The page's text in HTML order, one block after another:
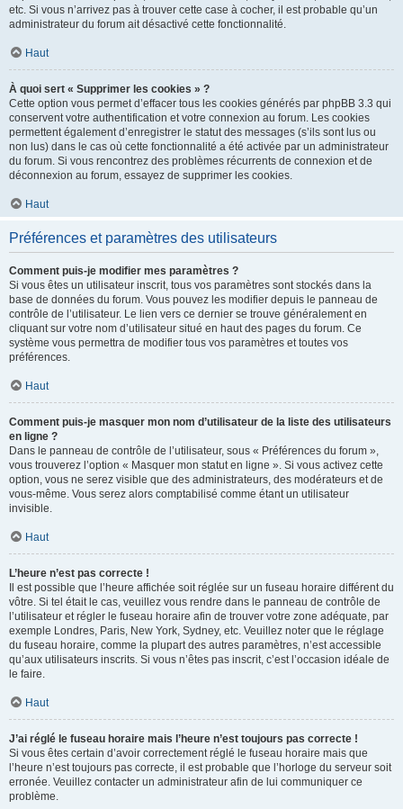
etc. Si vous n’arrivez pas à trouver cette case à cocher, il est probable qu’un
administrateur du forum ait désactivé cette fonctionnalité.
Haut
À quoi sert « Supprimer les cookies » ?
Cette option vous permet d’effacer tous les cookies générés par phpBB 3.3 qui
conservent votre authentification et votre connexion au forum. Les cookies
permettent également d’enregistrer le statut des messages (s’ils sont lus ou
non lus) dans le cas où cette fonctionnalité a été activée par un administrateur
du forum. Si vous rencontrez des problèmes récurrents de connexion et de
déconnexion au forum, essayez de supprimer les cookies.
Haut
Préférences et paramètres des utilisateurs
Comment puis-je modifier mes paramètres ?
Si vous êtes un utilisateur inscrit, tous vos paramètres sont stockés dans la
base de données du forum. Vous pouvez les modifier depuis le panneau de
contrôle de l’utilisateur. Le lien vers ce dernier se trouve généralement en
cliquant sur votre nom d’utilisateur situé en haut des pages du forum. Ce
système vous permettra de modifier tous vos paramètres et toutes vos
préférences.
Haut
Comment puis-je masquer mon nom d’utilisateur de la liste des utilisateurs
en ligne ?
Dans le panneau de contrôle de l’utilisateur, sous « Préférences du forum »,
vous trouverez l’option « Masquer mon statut en ligne ». Si vous activez cette
option, vous ne serez visible que des administrateurs, des modérateurs et de
vous-même. Vous serez alors comptabilisé comme étant un utilisateur
invisible.
Haut
L’heure n’est pas correcte !
Il est possible que l’heure affichée soit réglée sur un fuseau horaire différent du
vôtre. Si tel était le cas, veuillez vous rendre dans le panneau de contrôle de
l’utilisateur et régler le fuseau horaire afin de trouver votre zone adéquate, par
exemple Londres, Paris, New York, Sydney, etc. Veuillez noter que le réglage
du fuseau horaire, comme la plupart des autres paramètres, n’est accessible
qu’aux utilisateurs inscrits. Si vous n’êtes pas inscrit, c’est l’occasion idéale de
le faire.
Haut
J’ai réglé le fuseau horaire mais l’heure n’est toujours pas correcte !
Si vous êtes certain d’avoir correctement réglé le fuseau horaire mais que
l’heure n’est toujours pas correcte, il est probable que l’horloge du serveur soit
erronée. Veuillez contacter un administrateur afin de lui communiquer ce
problème.